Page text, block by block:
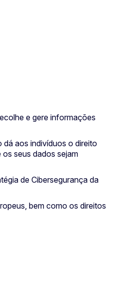
e gere informações
dá aos indivíduos o direito
seus dados sejam
de Cibersegurança da
bem como os direitos